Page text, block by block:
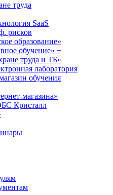
труда
SaaS
рисков
образование»
обучение» +
труда и ТБ»
лаборатория
обучения
магазина»
Кристалл